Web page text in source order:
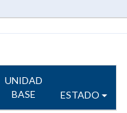
UNIDAD
BASE
ESTADO